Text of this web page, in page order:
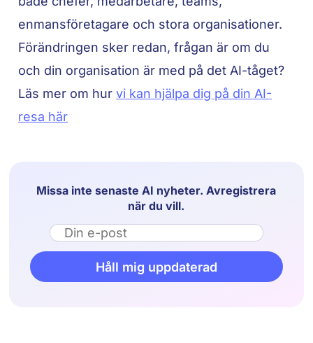
enmansföretagare och stora organisationer.
Förändringen sker redan, frågan är om du
och din organisation är med på det AI-tåget?
Läs mer om hurvi kan hjälpa dig på din AI-
resa här
Missa inte senaste AI nyheter. Avregistrera
när du vill.
Email
Håll mig uppdaterad